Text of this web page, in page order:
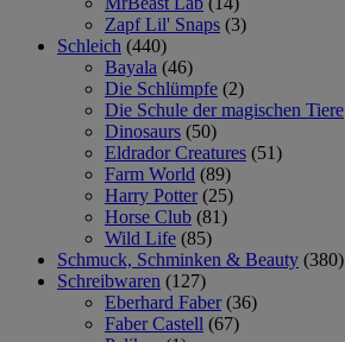
Zapf Lil' Snaps (3)
Schleich (440)
Bayala (46)
Die Schlümpfe (2)
Die Schule der magischen Tiere
Dinosaurs (50)
Eldrador Creatures (51)
Farm World (89)
Harry Potter (25)
Horse Club (81)
Wild Life (85)
Schmuck, Schminken & Beauty (380)
Schreibwaren (127)
Eberhard Faber (36)
Faber Castell (67)